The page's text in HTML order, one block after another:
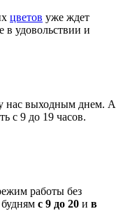
цветов уже ждет
в удовольствии и
у нас выходным днем. А
с 9 до 19 часов.
работы без
с 9 до 20 и в